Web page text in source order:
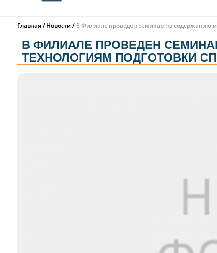
Главная Новости В Филиале проведен семинар по содержанию и
В ФИЛИАЛЕ ПРОВЕДЕН
ТЕХНОЛОГИЯМ ПОДГОТОВКИ